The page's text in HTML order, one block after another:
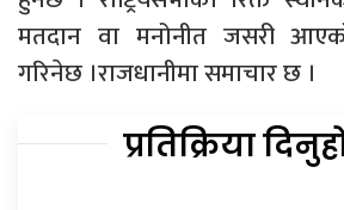
मतदान वा मनोनीत जसरी
गरिनेछ ।राजधानीमा समाचार छ ।
प्रतिक्रिया